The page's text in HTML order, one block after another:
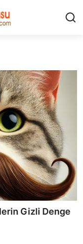
Gizli Denge